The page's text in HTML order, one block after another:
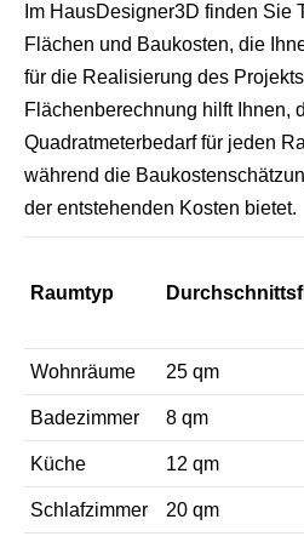
Im HausDesigner3D finden Sie
Flächen und Baukosten, die
für die Realisierung des
Flächenberechnung hilft Ihnen,
Quadratmeterbedarf für jeden
während die
der entstehenden Kosten bietet.
Raumtyp
Wohnräume 25 qm
Badezimmer 8 qm
Küche 12 qm
Schlafzimmer 20 qm